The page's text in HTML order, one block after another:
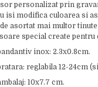
personalizat prin
isi modifica culoarea si
asortat mai multor
special create
inox: 2.3x0.8cm.
reglabila 12-24cm
10x7.7 cm.